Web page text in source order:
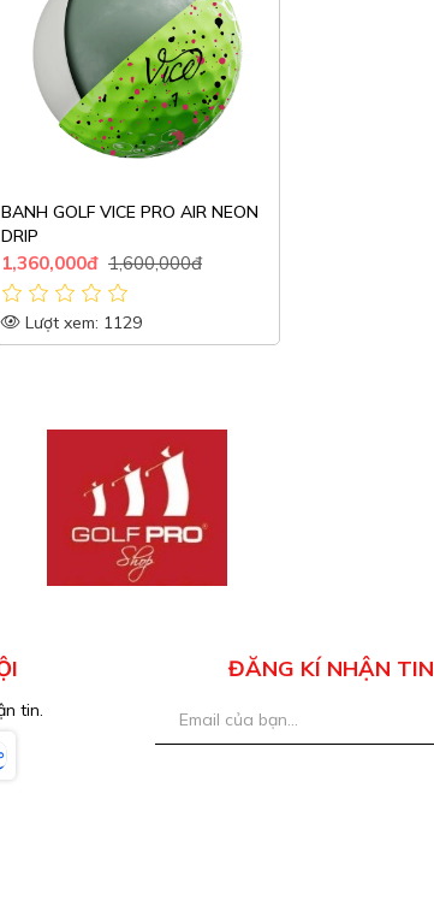
BANH GOLF VICE PRO AIR NEON
DRIP
1,360,000đ 1,600,000đ
Lượt xem: 1129
tin.
ĐĂNG KÍ NHẬN TIN